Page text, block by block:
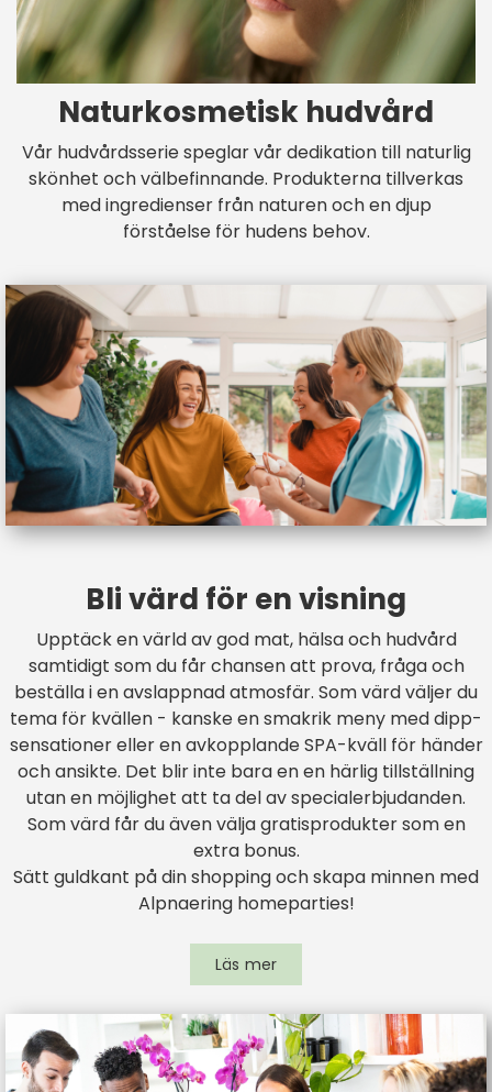
Naturkosmetisk hudvård
Vår hudvårdsserie speglar vår dedikation till naturlig
skönhet och välbefinnande. Produkterna tillverkas
med ingredienser från naturen och en djup
förståelse för hudens behov.
Bli värd för en visning
Upptäck en värld av god mat, hälsa och hudvård
samtidigt som du får chansen att prova, fråga och
beställa i en avslappnad atmosfär. Som värd väljer du
tema för kvällen - kanske en smakrik meny med dipp-
sensationer eller en avkopplande SPA-kväll för händer
och ansikte. Det blir inte bara en en härlig tillställning
utan en möjlighet att ta del av specialerbjudanden.
Som värd får du även välja gratisprodukter som en
extra bonus.
Sätt guldkant på din shopping och skapa minnen med
Alpnaering homeparties!
Läs mer